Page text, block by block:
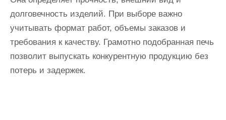
долговечность изделий. При выборе важно
учитывать формат работ, объемы заказов и
требования к качеству. Грамотно подобранная печь
позволит выпускать конкурентную продукцию без
потерь и задержек.